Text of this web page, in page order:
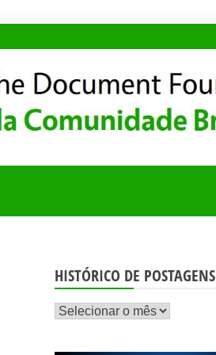
HISTÓRICO DE POSTAGENS
Histórico
postagens